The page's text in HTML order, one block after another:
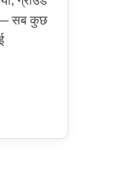
— सब कुछ